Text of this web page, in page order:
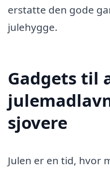
erstatte den gode
julehygge.
Gadgets til
sjovere
Julen er en tid, hvor